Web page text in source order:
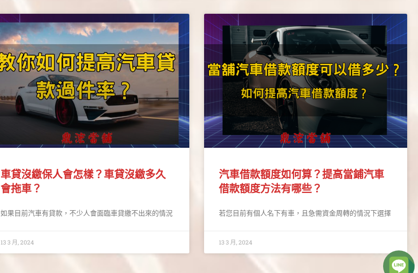
車貸沒繳保人會怎樣？車貸沒繳多久
會拖車？
如果目前汽車有貸款，不少人會面臨車貸繳不出來的情況
13 3 月, 2024
汽車借款額度如何算？提高當鋪汽車
借款額度方法有哪些？
若您目前有個人名下有車，且急需資金周轉的情況下選擇
13 3 月, 2024